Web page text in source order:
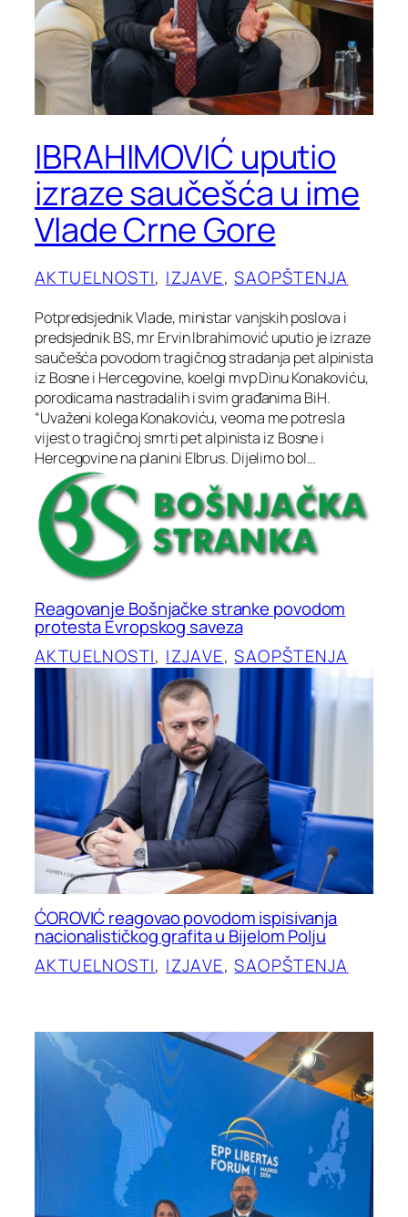
IBRAHIMOVIĆ uputio
izraze saučešća u ime
Vlade Crne Gore
AKTUELNOSTI, IZJAVE, SAOPŠTENJA
Potpredsjednik Vlade, ministar vanjskih poslova i
predsjednik BS, mr Ervin Ibrahimović uputio je izraze
saučešća povodom tragičnog stradanja pet alpinista
iz Bosne i Hercegovine, koelgi mvp Dinu Konakoviću,
porodicama nastradalih i svim građanima BiH.
“Uvaženi kolega Konakoviću, veoma me potresla
vijest o tragičnoj smrti pet alpinista iz Bosne i
Hercegovine na planini Elbrus. Dijelimo bol…
Reagovanje Bošnjačke stranke povodom
protesta Evropskog saveza
AKTUELNOSTI, IZJAVE, SAOPŠTENJA
ĆOROVIĆ reagovao povodom ispisivanja
nacionalističkog grafita u Bijelom Polju
AKTUELNOSTI, IZJAVE, SAOPŠTENJA